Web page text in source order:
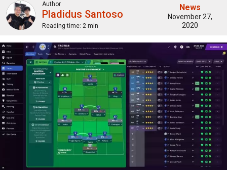
Author
Pladidus Santoso
Reading time: 2 min
News
November 27,
2020